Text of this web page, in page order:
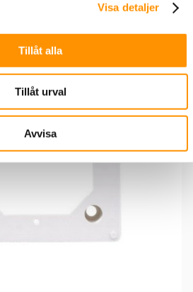
Visa detaljer
Tillåt alla
Tillåt urval
Avvisa